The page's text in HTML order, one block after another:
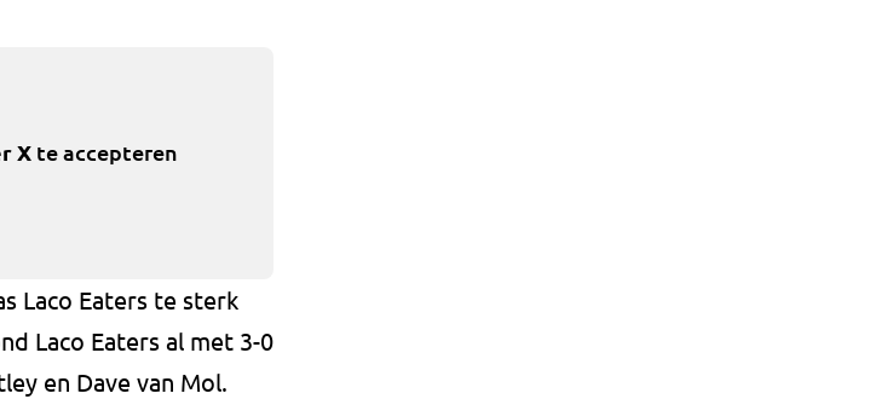
Xte accepteren
Laco Eaters te sterk
Laco Eaters al met 3-0
en Dave van Mol.